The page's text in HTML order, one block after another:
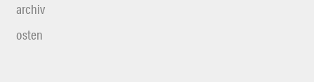
archiv
osten